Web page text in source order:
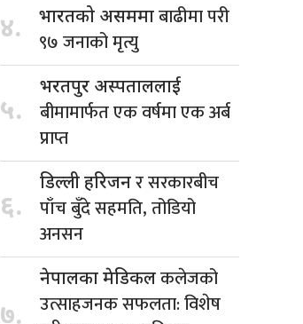
४. भारतको असममाबाढीमा परी
९७ जनाको मृत्यु
५.
भरतपुर अस्पताललाई
बीमामार्फत एक वर्षमा एक अर्ब
प्राप्त
६.
डिल्ली हरिजनर सरकारबीच
पाँच बुँदे सहमति, तोडियो
अनसन
नेपालका मेडिकलकलेजको
उत्साहजनक सफलता: विशेष